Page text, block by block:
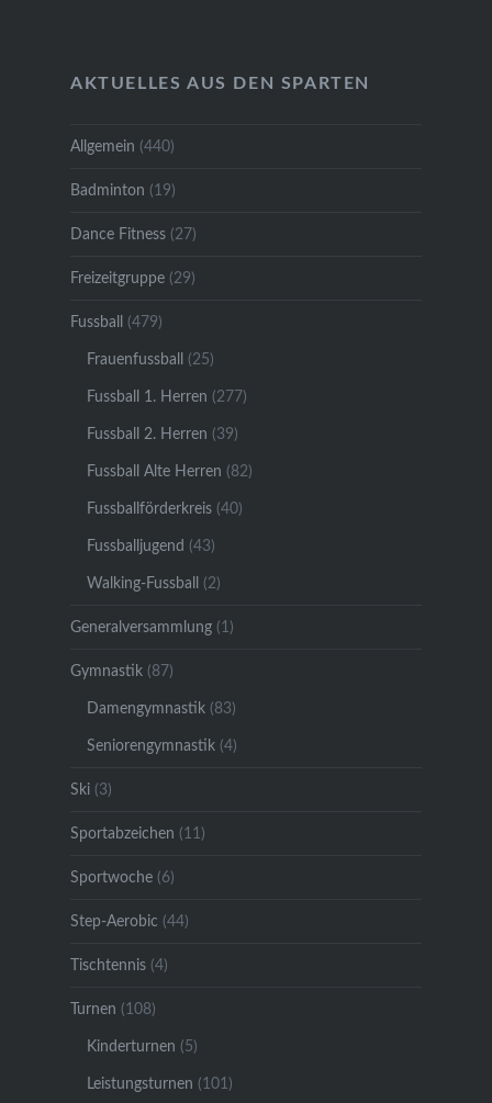
AKTUELLES AUS DEN SPARTEN
Allgemein (440)
Badminton (19)
Dance Fitness(27)
Freizeitgruppe(29)
Fussball (479)
Frauenfussball (25)
Fussball 1. Herren (277)
Fussball 2. Herren (39)
Fussball Alte Herren (82)
Fussballförderkreis(40)
Fussballjugend (43)
Walking-Fussball (2)
Generalversammlung(1)
Gymnastik(87)
Damengymnastik(83)
Seniorengymnastik(4)
Ski(3)
Sportabzeichen (11)
Sportwoche(6)
Step-Aerobic (44)
Tischtennis(4)
Turnen (108)
Kinderturnen (5)
Leistungsturnen (101)